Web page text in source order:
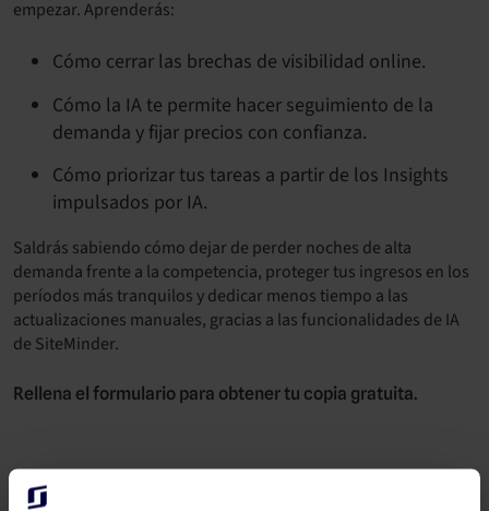
empezar. Aprenderás:
Cómo cerrar las brechas de visibilidad online.
Cómo la IA te permite hacer seguimiento de la
demanda y fijar precios con confianza.
Cómo priorizar tus tareas a partir de los Insights
impulsados por IA.
Saldrás sabiendo cómo dejar de perder noches de alta
demanda frente a la competencia, proteger tus ingresos en los
períodos más tranquilos y dedicar menos tiempo a las
actualizaciones manuales, gracias a las funcionalidades de IA
de SiteMinder.
Rellena el formulario para obtener tu copia gratuita.